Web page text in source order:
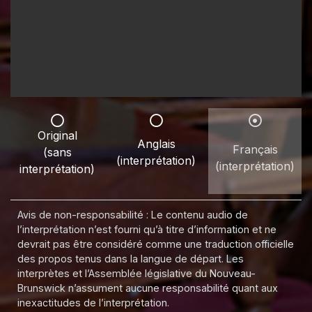
Original
(sans
interprétation)
Anglais
(interprétation)
Français
(interprétation)
Avis de non-responsabilité : Le contenu audio de
l’interprétation n’est fourni qu’à titre d’information et ne
devrait pas être considéré comme une traduction officielle
des propos tenus dans la langue de départ. Les
interprètes et l’Assemblée législative du Nouveau-
Brunswick n’assument aucune responsabilité quant aux
inexactitudes de l’interprétation.